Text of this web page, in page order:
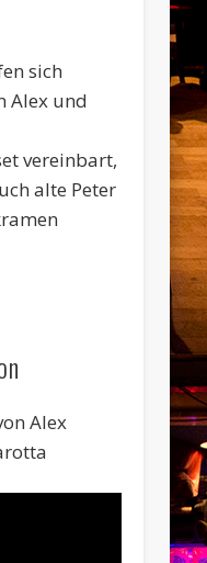
sich
Alex und
vereinbart,
alte Peter
Alex